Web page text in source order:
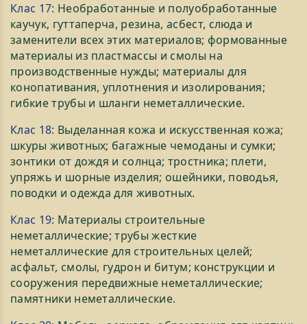
Клас 17: Необработанные и полуобработанные
каучук, гуттаперча, резина, асбест, слюда и
заменители всех этих материалов; формованные
материалы из пластмассы и смолы на
производственные нужды; материалы для
конопативания, уплотнения и изолирования;
гибкие трубы и шланги неметаллические.
Клас 18: Выделанная кожа и искусственная кожа;
шкуры животных; багажные чемоданы и сумки;
зонтики от дождя и солнца; тростника; плети,
упряжь и шорные изделия; ошейники, поводья,
поводки и одежда для животных.
Клас 19: Материалы строительные
неметаллические; трубы жесткие
неметаллические для строительных целей;
асфальт, смолы, гудрон и битум; конструкции и
сооружения передвижные неметаллические;
памятники неметаллические.